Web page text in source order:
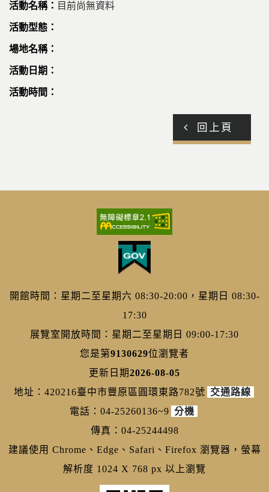
目前尚無資料
回上頁
開館時間：星期二至星期六 08:30-20:00，星期日 08:30-
17:30
展覽室開放時間：星期二至星期日 09:00-17:30
您是第9130629位瀏覽者
更新日期2026-08-05
地址：420216臺中市豐原區圓環東路782號 交通路線
電話：04-25260136~9 分機
傳真：04-25244498
建議使用 Chrome、Edge、Safari、Firefox 瀏覽器，螢幕
解析度 1024 X 768 px 以上瀏覽